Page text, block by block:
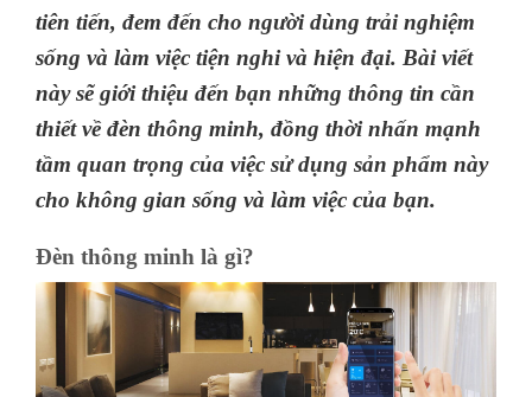
tiên tiến, đem đến cho người dùng trải nghiệm
sống và làm việc tiện nghi và hiện đại. Bài viết
này sẽ giới thiệu đến bạn những thông tin cần
thiết về đèn thông minh, đồng thời nhấn mạnh
tầm quan trọng của việc sử dụng sản phẩm này
cho không gian sống và làm việc của bạn.
Đèn thông minh là gì?